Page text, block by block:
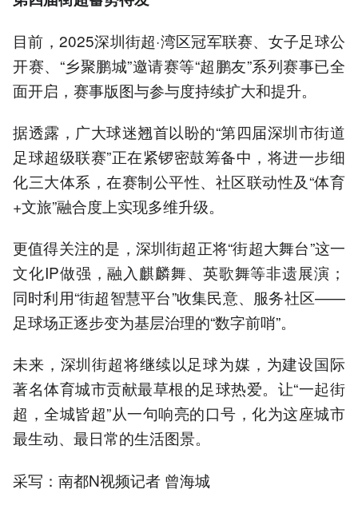
目前，2025深圳街超·湾区冠军联赛、女子足球公
开赛、“乡聚鹏城”邀请赛等“超鹏友”系列赛事已全
面开启，赛事版图与参与度持续扩大和提升。
据透露，广大球迷翘首以盼的“第四届深圳市街道
足球超级联赛”正在紧锣密鼓筹备中，将进一步细
化三大体系，在赛制公平性、社区联动性及“体育
+文旅”融合度上实现多维升级。
更值得关注的是，深圳街超正将“街超大舞台”这一
文化IP做强，融入麒麟舞、英歌舞等非遗展演；
同时利用“街超智慧平台”收集民意、服务社区——
足球场正逐步变为基层治理的“数字前哨”。
未来，深圳街超将继续以足球为媒，为建设国际
著名体育城市贡献最草根的足球热爱。让“一起街
超，全城皆超”从一句响亮的口号，化为这座城市
最生动、最日常的生活图景。
采写：南都N视频记者 曾海城